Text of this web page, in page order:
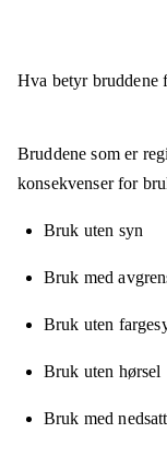
Hva betyr bruddene
Bruddene som er
konsekvenser for
Bruk uten syn
Bruk med
Bruk uten
Bruk uten hørsel
Bruk med